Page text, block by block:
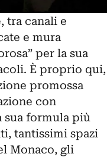
tra canali e
e mura
per la sua
È proprio qui,
promossa
con
sua formula più
tantissimi spazi
Monaco, gli